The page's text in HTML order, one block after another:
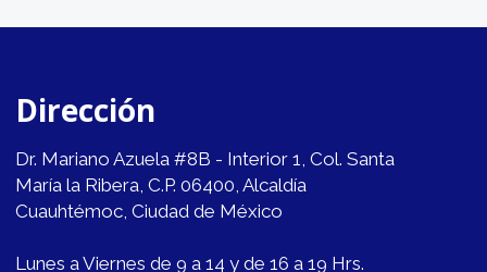
Dirección
Dr. Mariano Azuela #8B - Interior 1, Col. Santa
María la Ribera, C.P. 06400, Alcaldía
Cuauhtémoc, Ciudad de México
Lunes a Viernes de 9 a 14 y de 16 a 19 Hrs.